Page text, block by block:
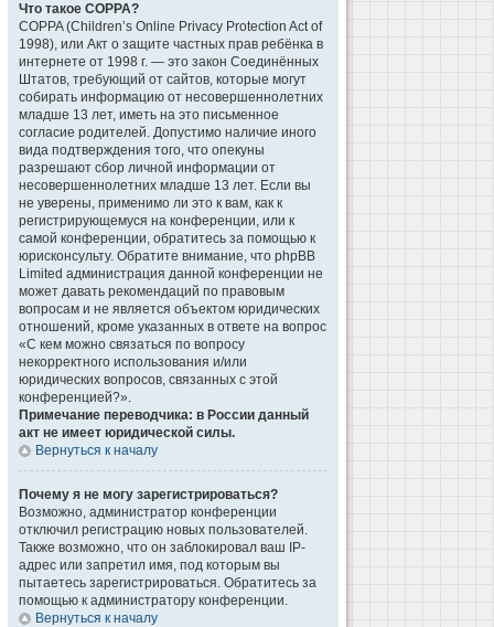
Что такое COPPA?
COPPA (Children’s Online Privacy Protection Act of
1998), или Акт о защите частных прав ребёнка в
интернете от 1998 г. — это закон Соединённых
Штатов, требующий от сайтов, которые могут
собирать информацию от несовершеннолетних
младше 13 лет, иметь на это письменное
согласие родителей. Допустимо наличие иного
вида подтверждения того, что опекуны
разрешают сбор личной информации от
несовершеннолетних младше 13 лет. Если вы
не уверены, применимо ли это к вам, как к
регистрирующемуся на конференции, или к
самой конференции, обратитесь за помощью к
юрисконсульту. Обратите внимание, что phpBB
Limited администрация данной конференции не
может давать рекомендаций по правовым
вопросам и не является объектом юридических
отношений, кроме указанных в ответе на вопрос
«С кем можно связаться по вопросу
некорректного использования и/или
юридических вопросов, связанных с этой
конференцией?».
Примечание переводчика: в России данный
акт не имеет юридической силы.
Вернуться к началу
Почему я не могу зарегистрироваться?
Возможно, администратор конференции
отключил регистрацию новых пользователей.
Также возможно, что он заблокировал ваш IP-
адрес или запретил имя, под которым вы
пытаетесь зарегистрироваться. Обратитесь за
помощью к администратору конференции.
Вернуться к началу